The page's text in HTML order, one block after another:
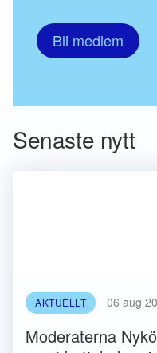
Bli medlem
Senaste nytt
AKTUELLT 06 aug
Moderaterna